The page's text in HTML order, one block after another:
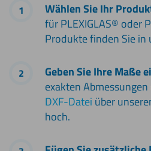
Wählen Sie Ihr
für PLEXIGLAS® oder
Produkte finden Sie in
Geben Sie Ihre Maße
exakten
DXF-Datei über
hoch.